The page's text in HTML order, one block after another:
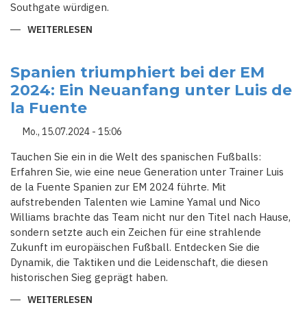
Southgate würdigen.
WEITERLESEN
SOUTHGATE
VERLÄSST
DAS
ENGLISCHE
Spanien triumphiert bei der EM
2024: Ein Neuanfang unter Luis de
la Fuente
Mo., 15.07.2024 - 15:06
Tauchen Sie ein in die Welt des spanischen Fußballs:
Erfahren Sie, wie eine neue Generation unter Trainer Luis
de la Fuente Spanien zur EM 2024 führte. Mit
aufstrebenden Talenten wie Lamine Yamal und Nico
Williams brachte das Team nicht nur den Titel nach Hause,
sondern setzte auch ein Zeichen für eine strahlende
Zukunft im europäischen Fußball. Entdecken Sie die
Dynamik, die Taktiken und die Leidenschaft, die diesen
historischen Sieg geprägt haben.
WEITERLESEN